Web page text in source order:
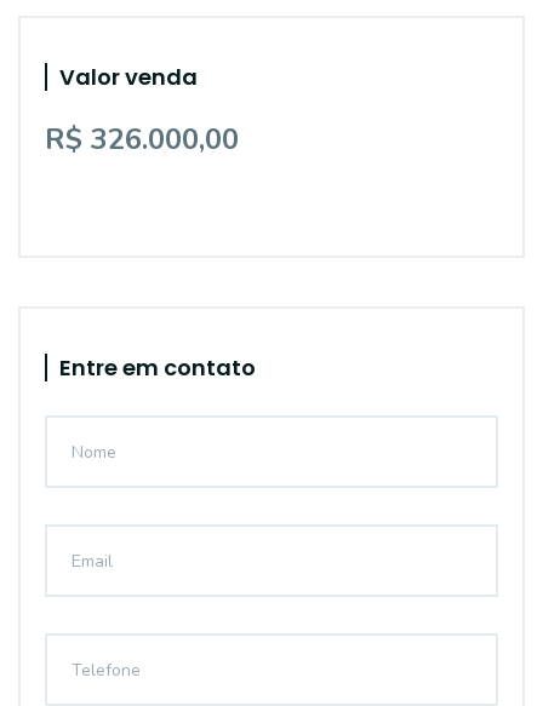
Valor venda
R$ 326.000,00
Entre em contato